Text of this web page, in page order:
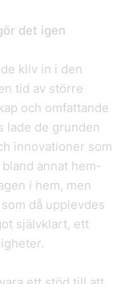
det igen
kliv in i den
tid av större
och omfattande
lade de grunden
innovationer som
annat hem-
i hem, men
då upplevdes
självklart, ett